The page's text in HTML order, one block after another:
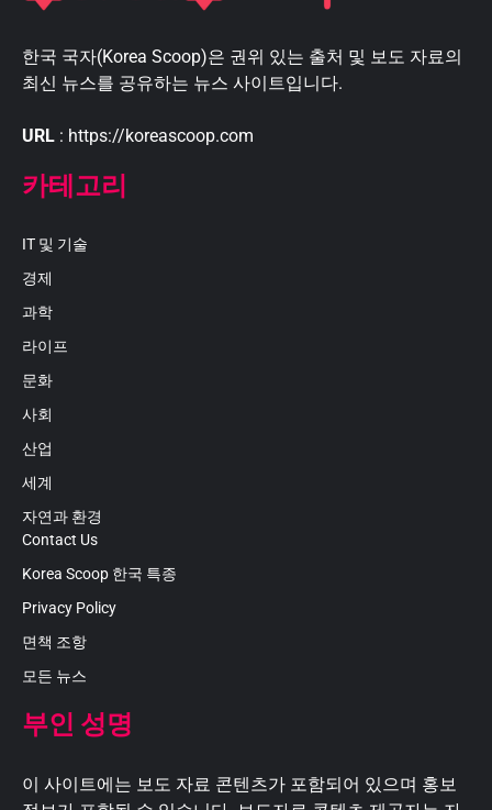
한국 국자(Korea Scoop)은 권위 있는 출처 및 보도 자료의
최신 뉴스를 공유하는 뉴스 사이트입니다.
URL : https://koreascoop.com
카테고리
IT 및 기술
경제
과학
라이프
문화
사회
산업
세계
자연과 환경
Contact Us
Korea Scoop 한국 특종
Privacy Policy
면책 조항
모든 뉴스
부인 성명
이 사이트에는 보도 자료 콘텐츠가 포함되어 있으며 홍보